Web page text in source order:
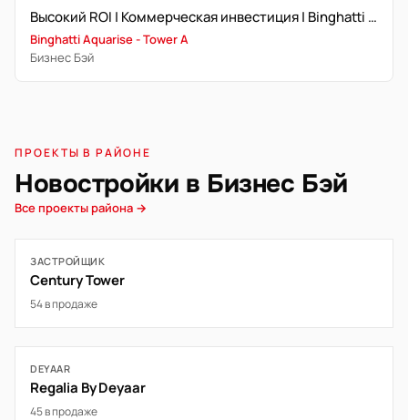
Высокий ROI | Коммерческая инвестиция | Binghatti Aquarise
Binghatti Aquarise - Tower A
Бизнес Бэй
ПРОЕКТЫ В РАЙОНЕ
Новостройки в Бизнес Бэй
Все проекты района →
ЗАСТРОЙЩИК
Century Tower
54 в продаже
DEYAAR
Regalia By Deyaar
45 в продаже